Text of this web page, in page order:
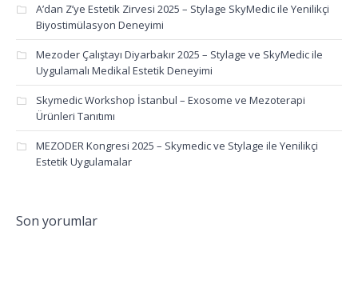
A’dan Z’ye Estetik Zirvesi 2025 – Stylage SkyMedic ile Yenilikçi
Biyostimülasyon Deneyimi
Mezoder Çalıştayı Diyarbakır 2025 – Stylage ve SkyMedic ile
Uygulamalı Medikal Estetik Deneyimi
Skymedic Workshop İstanbul – Exosome ve Mezoterapi
Ürünleri Tanıtımı
MEZODER Kongresi 2025 – Skymedic ve Stylage ile Yenilikçi
Estetik Uygulamalar
Son yorumlar